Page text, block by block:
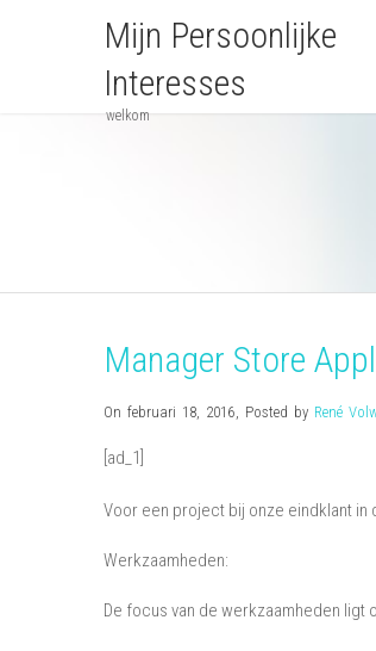
Mijn Persoonlijke
Interesses
welkom
Manager Store
On februari 18, 2016, Posted by René
[ad_1]
Voor een project bij onze eindklant
Werkzaamheden:
De focus van de werkzaamheden